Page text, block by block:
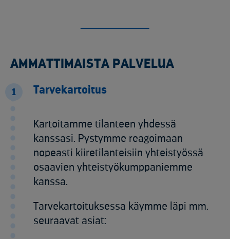
AMMATTIMAISTA PALVELUA
1 Tarvekartoitus
Kartoitamme tilanteen yhdessä
kanssasi. Pystymme reagoimaan
nopeasti kiiretilanteisiin yhteistyössä
osaavien yhteistyökumppaniemme
kanssa. ​
Tarvekartoituksessa käymme läpi mm.
seuraavat asiat:​